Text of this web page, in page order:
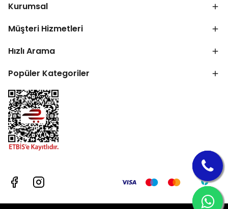
Kurumsal
Müşteri Hizmetleri
Hızlı Arama
Popüler Kategoriler